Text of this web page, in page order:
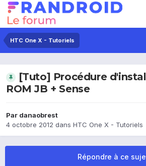
HTC One X - Tutoriels
[Tuto] Procédure
ROM JB + Sense
Par danaobrest
4 octobre 2012 dans HTC One X - Tutoriels
Répondre à ce